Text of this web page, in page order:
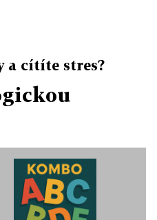
a cítíte stres?